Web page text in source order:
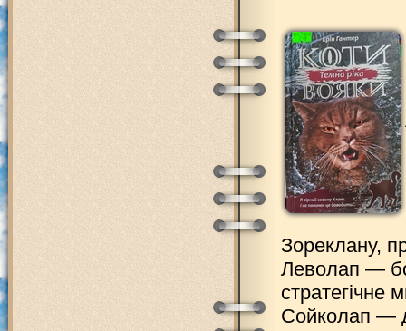
Зореклану,
Леволап —
стратегічне
Сойколап —